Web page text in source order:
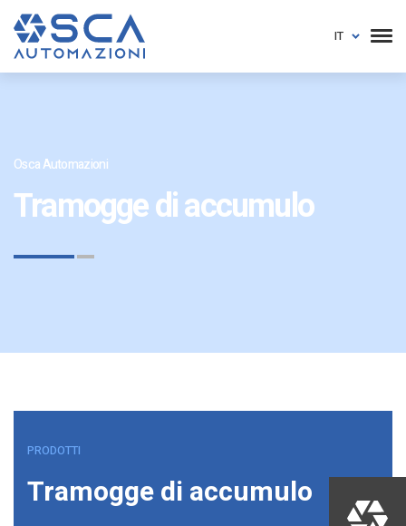
IT
Osca Automazioni
Tramogge di accumulo
PRODOTTI
Tramogge di accumulo